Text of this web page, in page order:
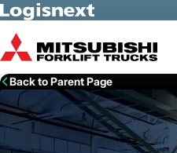
Skip to Main Content
Back to Parent Page